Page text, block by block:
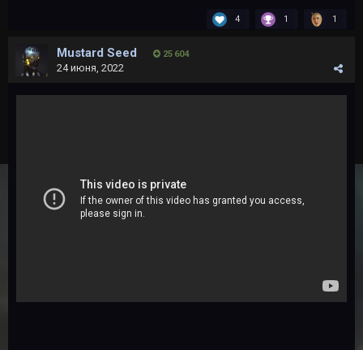
4 1 1
Mustard Seed 25 604
24 июня, 2022